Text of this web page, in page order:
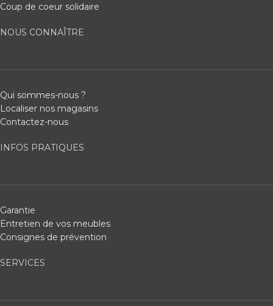
Coup de coeur solidaire
NOUS CONNAÎTRE
Qui sommes-nous ?
Localiser nos magasins
Contactez-nous
INFOS PRATIQUES
Garantie
Entretien de vos meubles
Consignes de prévention
SERVICES